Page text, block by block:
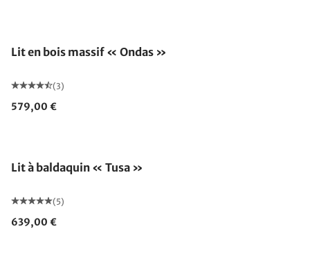
Lit en bois massif « Ondas »
(3)
579,00 €
Lit à baldaquin « Tusa »
(5)
639,00 €